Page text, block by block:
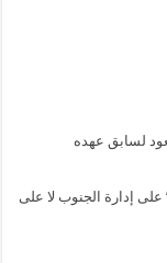
لسابق عهده
إدارة الجنوب لا على